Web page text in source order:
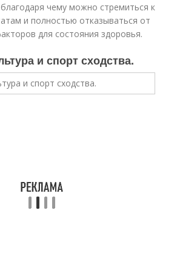
чему можно стремиться к
и полностью отказываться от
для состояния здоровья.
и спорт сходства.